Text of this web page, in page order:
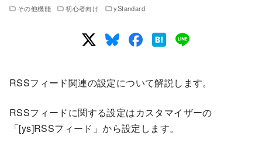
その他機能 初心者向け yStandard
RSSフィード関連の設定について解説します。
RSSフィードに関する設定はカスタマイザーの
「[ys]RSSフィード」から設定します。